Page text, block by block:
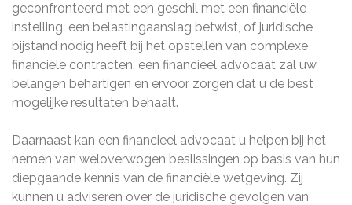
geconfronteerd met een geschil met een financiële
instelling, een belastingaanslag betwist, of juridische
bijstand nodig heeft bij het opstellen van complexe
financiële contracten, een financieel advocaat zal uw
belangen behartigen en ervoor zorgen dat u de best
mogelijke resultaten behaalt.
Daarnaast kan een financieel advocaat u helpen bij het
nemen van weloverwogen beslissingen op basis van hun
diepgaande kennis van de financiële wetgeving. Zij
kunnen u adviseren over de juridische gevolgen van